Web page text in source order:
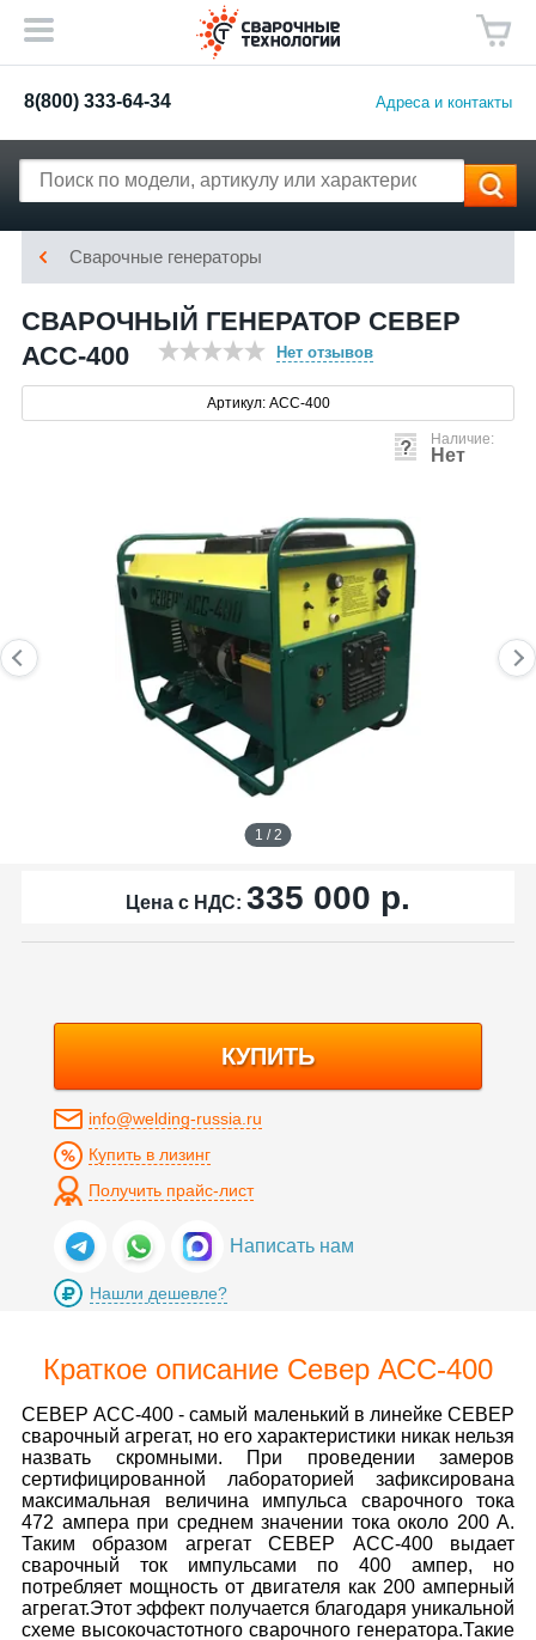
8(800) 333-64-34 Адреса и контакты
Сварочные генераторы
СВАРОЧНЫЙ ГЕНЕРАТОР СЕВЕР
АСС-400
Нет отзывов
Артикул: АСС-400
Наличие:
Нет
1 / 2
Цена с НДС: 335 000 р.
КУПИТЬ
info@welding-russia.ru
Купить в лизинг
Получить прайс-лист
Написать нам
Нашли дешевле?
Краткое описание Север АСС-400
СЕВЕР АСС-400 - самый маленький в линейке СЕВЕР
сварочный агрегат, но его характеристики никак нельзя
назвать скромными. При проведении замеров
сертифицированной лабораторией зафиксирована
максимальная величина импульса сварочного тока
472 ампера при среднем значении тока около 200 А.
Таким образом агрегат СЕВЕР АСС-400 выдает
сварочный ток импульсами по 400 ампер, но
потребляет мощность от двигателя как 200 амперный
агрегат.Этот эффект получается благодаря уникальной
схеме высокочастотного сварочного генератора.Такие